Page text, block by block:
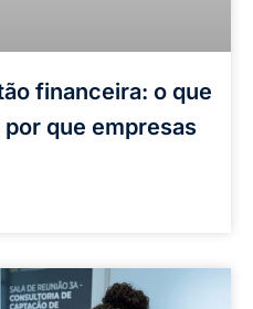
financeira: o que
que empresas